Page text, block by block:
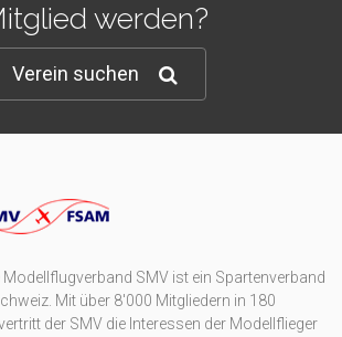
werden?
Verein suchen
SMV ist ein Spartenverband
Mit über 8'000 Mitgliedern in 180
der SMV die Interessen der Modellflieger